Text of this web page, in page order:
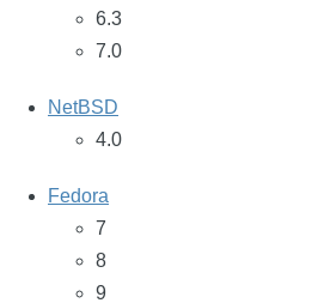
6.3
7.0
NetBSD
4.0
Fedora
7
8
9